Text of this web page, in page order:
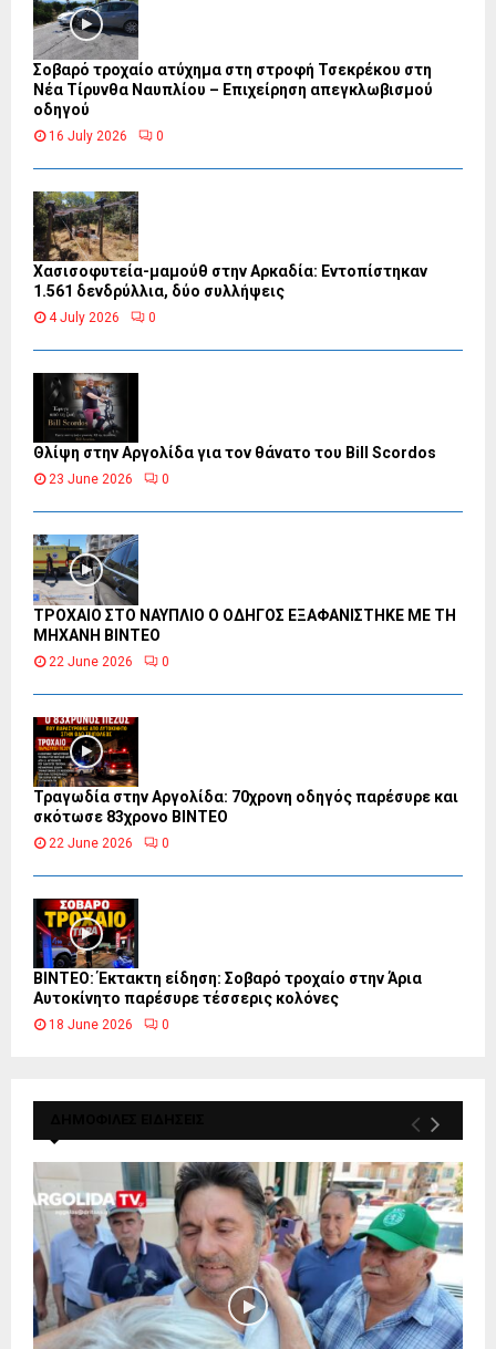
Σοβαρό τροχαίο ατύχημα στη στροφή Τσεκρέκου στη
Νέα Τίρυνθα Ναυπλίου – Επιχείρηση απεγκλωβισμού
οδηγού
16 July 2026 0
Χασισοφυτεία-μαμούθ στην Αρκαδία: Εντοπίστηκαν
1.561 δενδρύλλια, δύο συλλήψεις
4 July 2026 0
Θλίψη στην Αργολίδα για τον θάνατο του Bill Scordos
23 June 2026 0
ΤΡΟΧΑΙΟ ΣΤΟ ΝΑΥΠΛΙΟ Ο ΟΔΗΓΟΣ ΕΞΑΦΑΝΙΣΤΗΚΕ ΜΕ ΤΗ
ΜΗΧΑΝΗ ΒΙΝΤΕΟ
22 June 2026 0
Τραγωδία στην Αργολίδα: 70χρονη οδηγός παρέσυρε και
σκότωσε 83χρονο ΒΙΝΤΕΟ
22 June 2026 0
ΒΙΝΤΕΟ: Έκτακτη είδηση: Σοβαρό τροχαίο στην Άρια
Αυτοκίνητο παρέσυρε τέσσερις κολόνες
18 June 2026 0